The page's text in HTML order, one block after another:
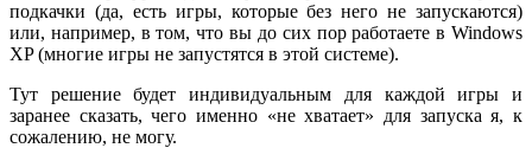
подкачки (да, есть игры, которые без него не запускаются)
или, например, в том, что вы до сих пор работаете в Windows
XP (многие игры не запустятся в этой системе).
Тут решение будет индивидуальным для каждой игры и
заранее сказать, чего именно «не хватает» для запуска я, к
сожалению, не могу.